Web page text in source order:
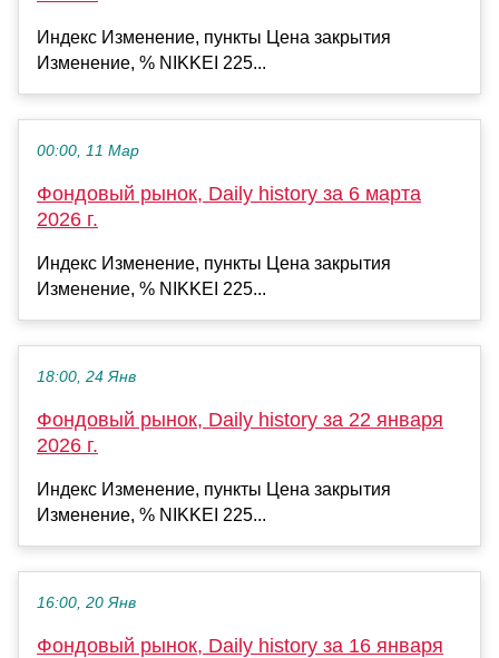
Индекс Изменение, пункты Цена закрытия
Изменение, % NIKKEI 225...
00:00, 11 Мар
Фондовый рынок, Daily history за 6 марта
2026 г.
Индекс Изменение, пункты Цена закрытия
Изменение, % NIKKEI 225...
18:00, 24 Янв
Фондовый рынок, Daily history за 22 января
2026 г.
Индекс Изменение, пункты Цена закрытия
Изменение, % NIKKEI 225...
16:00, 20 Янв
Фондовый рынок, Daily history за 16 января